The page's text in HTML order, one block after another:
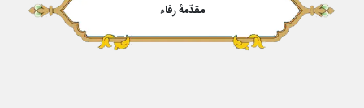
مقدّمهٔ رفاء